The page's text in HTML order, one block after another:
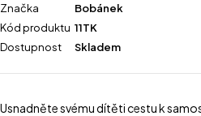
Značka
Bobánek
Kód produktu 11TK
Dostupnost
Skladem
Usnadněte svému dítěti cestu k